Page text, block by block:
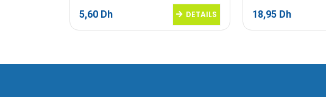
0sur 5
5,60 Dh DETAILS 18,95 Dh